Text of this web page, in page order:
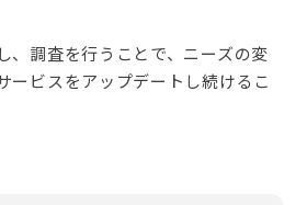
、調査を行うことで、ニーズの変
ービスをアップデートし続けるこ